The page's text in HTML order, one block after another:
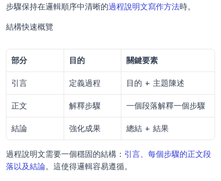
步驟保持在邏輯順序中清晰的過程說明文寫作方法時。
結構快速概覽
部分 目的 關鍵要素
引言 定義過程 目的 + 主題陳述
正文 解釋步驟 一個段落解釋一個步驟
結論 強化成果 總結 + 結果
過程說明文需要一個穩固的結構： 引言、每個步驟的正文段
落以及結論。這使得邏輯容易遵循。